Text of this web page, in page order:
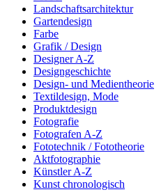
Landschaftsarchitektur
Gartendesign
Farbe
Grafik / Design
Designer A-Z
Designgeschichte
Design- und Medientheorie
Textildesign, Mode
Produktdesign
Fotografie
Fotografen A-Z
Fototechnik / Fototheorie
Aktfotographie
Künstler A-Z
Kunst chronologisch